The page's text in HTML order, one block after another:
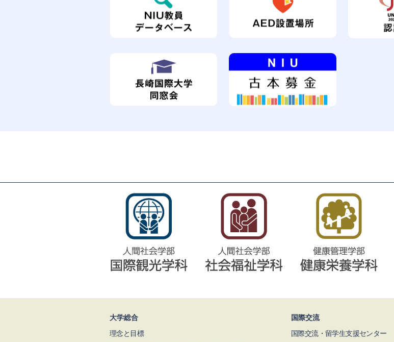
大学総合
理念と目標
国際交流
国際交流・留学生支援センター